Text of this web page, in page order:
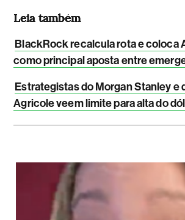
Leia também
BlackRock recalcula rota e coloca
como principal aposta entre
Estrategistas do Morgan Stanley e
Agricole veem limite para alta do